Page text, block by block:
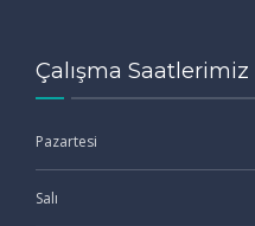
Çalışma Saatlerimiz
Pazartesi
Salı